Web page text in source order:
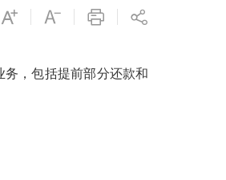
，包括提前部分还款和